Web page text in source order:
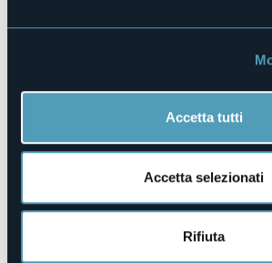
Accetta tutti
Accetta selezionati
Rifiuta
E-mail
https://www.quarnamusica.it/